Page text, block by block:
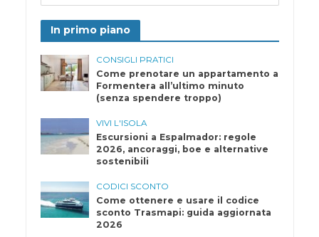
In primo piano
CONSIGLI PRATICI
Come prenotare un appartamento a
Formentera all’ultimo minuto
(senza spendere troppo)
VIVI L'ISOLA
Escursioni a Espalmador: regole
2026, ancoraggi, boe e alternative
sostenibili
CODICI SCONTO
Come ottenere e usare il codice
sconto Trasmapi: guida aggiornata
2026